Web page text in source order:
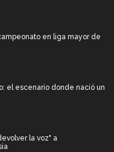
en liga mayor de
el escenario donde nació un
la voz" a